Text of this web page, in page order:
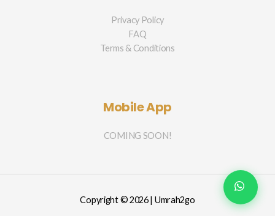
Privacy Policy
FAQ
Terms & Conditions
Mobile App
COMING SOON!
Copyright © 2026 | Umrah2go